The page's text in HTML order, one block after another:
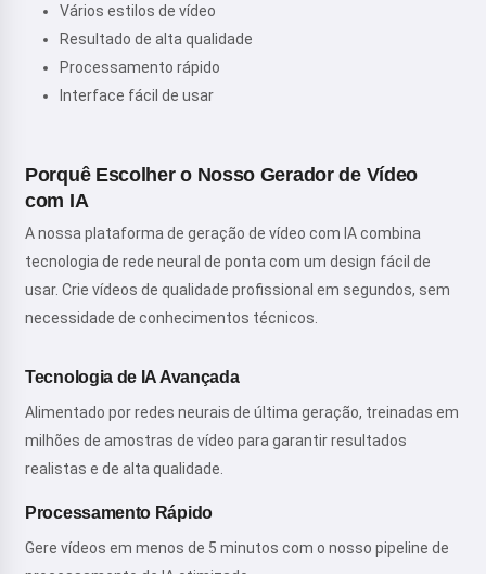
Vários estilos de vídeo
Resultado de alta qualidade
Processamento rápido
Interface fácil de usar
Porquê Escolher o Nosso Gerador de Vídeo
com IA
A nossa plataforma de geração de vídeo com IA combina
tecnologia de rede neural de ponta com um design fácil de
usar. Crie vídeos de qualidade profissional em segundos, sem
necessidade de conhecimentos técnicos.
Tecnologia de IA Avançada
Alimentado por redes neurais de última geração, treinadas em
milhões de amostras de vídeo para garantir resultados
realistas e de alta qualidade.
Processamento Rápido
Gere vídeos em menos de 5 minutos com o nosso pipeline de